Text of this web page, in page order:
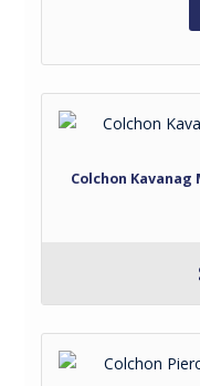
Colchon Kavanag